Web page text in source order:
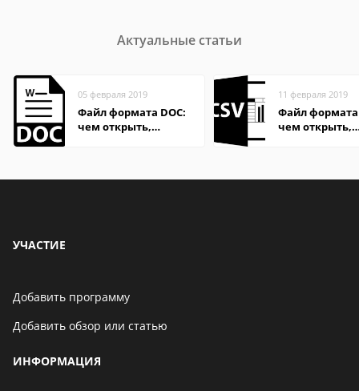
Актуальные статьи
05 февраля 2019
Файл формата DOC:
чем открыть,
11 февраля 2019
Файл формата
чем открыть,
УЧАСТИЕ
Добавить программу
Добавить обзор или статью
ИНФОРМАЦИЯ